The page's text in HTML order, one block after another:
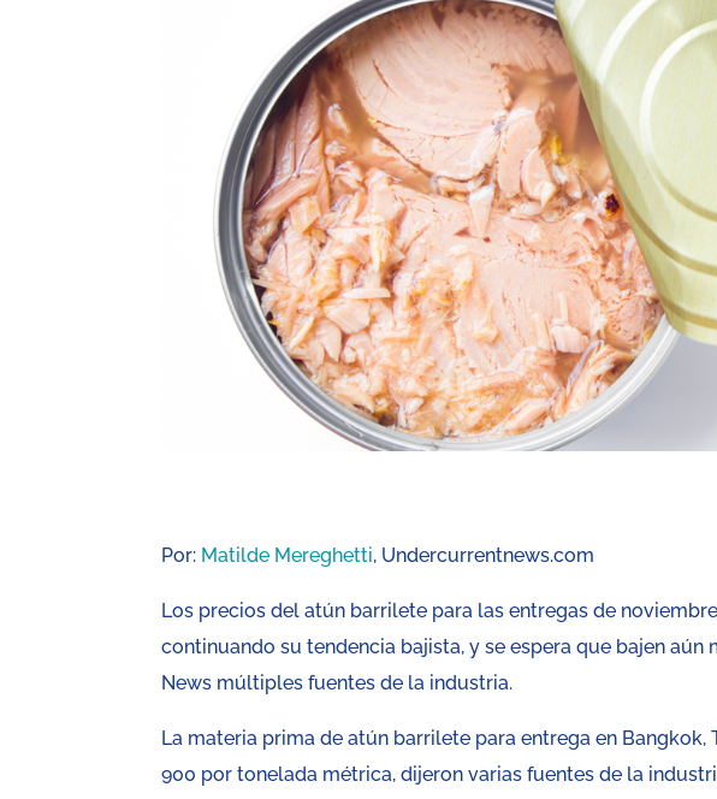
Por: Matilde Mereghetti, Undercurrentnews.com
Los precios del atún barrilete para las entregas de
continuando su tendencia bajista, y se espera que bajen
News múltiples fuentes de la industria.
La materia prima de atún barrilete para entrega en
900 por tonelada métrica, dijeron varias fuentes de la